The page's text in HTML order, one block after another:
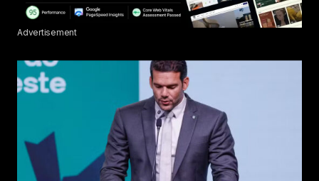
Advertisement